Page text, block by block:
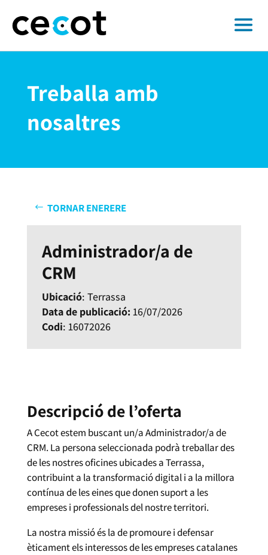
Treballa amb
nosaltres
TORNAR ENERERE
Administrador/a de
CRM
Ubicació: Terrassa
Data de publicació: 16/07/2026
Codi: 16072026
Descripció de l’oferta
A Cecot estem buscant un/a Administrador/a de
CRM. La persona seleccionada podrà treballar des
de les nostres oficines ubicades a Terrassa,
contribuint a la transformació digital i a la millora
contínua de les eines que donen suport a les
empreses i professionals del nostre territori.
La nostra missió és la de promoure i defensar
èticament els interessos de les empreses catalanes